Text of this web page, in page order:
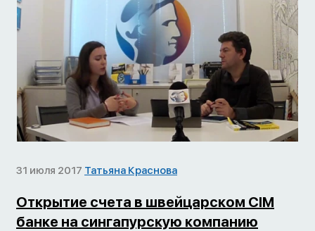
31 июля 2017 Татьяна Краснова
Открытие счета в швейцарском CIM
банке на сингапурскую компанию